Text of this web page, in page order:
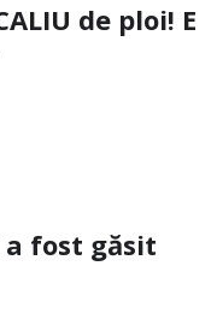
de ploi! E
a fost găsit